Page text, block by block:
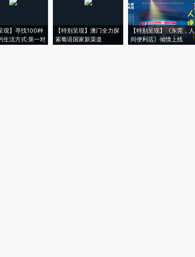
现】寻找100种
生活方式·第一对
【特别呈现】澳门全力探
索葡语国家新渠道
【特别呈现】《东莞，人
间便利店》倾情上线